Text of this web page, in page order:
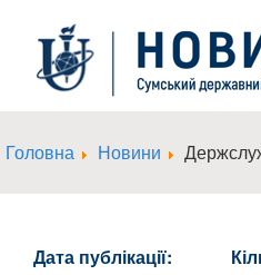
Головна Новини
Дата публікації: